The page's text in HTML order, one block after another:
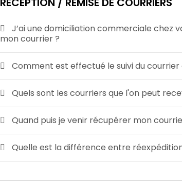
J’ai une domiciliation commerciale chez
mon courrier ?
Comment est effectué le suivi du
Quels sont les courriers que l'on peut
Quand puis je venir récupérer mon
Quelle est la différence entre